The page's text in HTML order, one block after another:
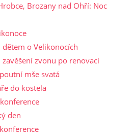
Brozany nad Ohří: Noc
o Velikonocích
zvonu po renovaci
mše svatá
do kostela
den